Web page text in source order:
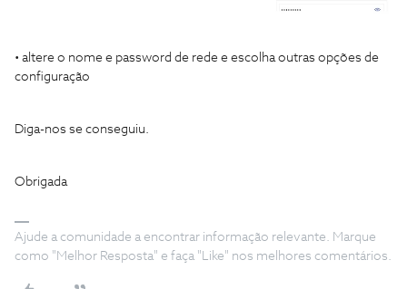
• altere o nome e password de rede e escolha outras opções de
configuração
Diga-nos se conseguiu.
Obrigada
Ajude a comunidade a encontrar informação relevante. Marque
como "Melhor Resposta" e faça "Like" nos melhores comentários.